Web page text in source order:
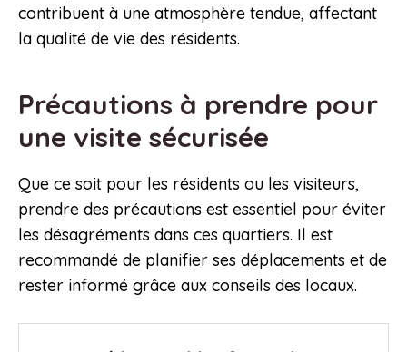
contribuent à une atmosphère tendue, affectant
la qualité de vie des résidents.
Précautions à prendre pour
une visite sécurisée
Que ce soit pour les résidents ou les visiteurs,
prendre des précautions est essentiel pour éviter
les désagréments dans ces quartiers. Il est
recommandé de planifier ses déplacements et de
rester informé grâce aux conseils des locaux.